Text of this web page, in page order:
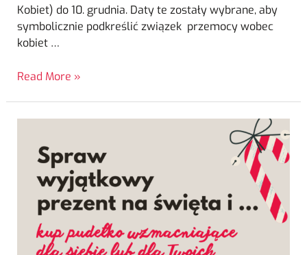
Kobiet) do 10. grudnia. Daty te zostały wybrane, aby
symbolicznie podkreślić związek przemocy wobec
kobiet …
Read More »